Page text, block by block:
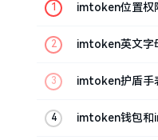
imtoken位置权
imtoken英文字
imtoken护盾手
imtoken钱包和